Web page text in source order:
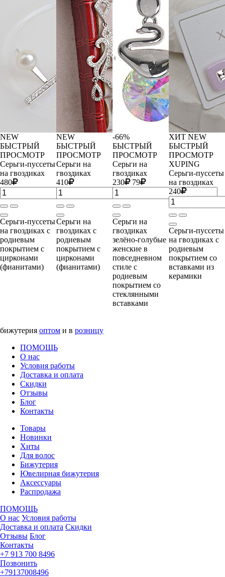
NEW
БЫСТРЫЙ
ПРОСМОТР
Серьги-пуссеты
на гвоздиках
480
Серьги-пуссеты
на гвоздиках с
родиевым
покрытием с
цирконами
(фианитами)
NEW
БЫСТРЫЙ
ПРОСМОТР
Серьги на
гвоздиках
410
Серьги на
гвоздиках с
родиевым
покрытием с
цирконами
(фианитами)
-66%
БЫСТРЫЙ
ПРОСМОТР
Серьги на
гвоздиках
230
79
Серьги на
гвоздиках
зелёно-голубые
женские в
повседневном
стиле с
родиевым
покрытием со
стеклянными
вставками
ХИТ NEW
БЫСТРЫЙ
ПРОСМОТР
XUPING
Серьги-пуссеты
на гвоздиках
240
Серьги-пуссеты
на гвоздиках с
родиевым
покрытием со
вставками из
керамики
бижутерия оптом и в розницу
ПОМОЩЬ
О нас
Условия работы
Доставка и оплата
Скидки
Отзывы
Блог
Контакты
Товары
Новинки
Хиты
Для волос
Бижутерия
Ювелирная бижутерия
Аксессуары
Распродажа
ПОМОЩЬ
О нас Условия работы
Доставка и оплата Скидки
Отзывы Блог
Контакты
+7 913 700 8496
Позвонить
+79137008496